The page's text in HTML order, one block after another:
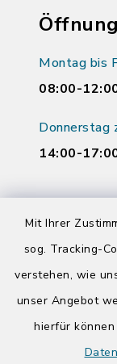
Mit Ihrer
sog. Tracking-
verstehen, wie
unser Angebot
hierfür
Montag bis
08:00-
Donnerstag
14:00-
Kreis
Tourist-